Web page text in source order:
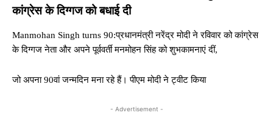
कांग्रेस के दिग्गज को बधाई दी
Manmohan Singh turns 90:प्रधानमंत्री नरेंद्र मोदी ने रविवार को कांग्रेस
के दिग्गज नेता और अपने पूर्ववर्ती मनमोहन सिंह को शुभकामनाएं दीं,
जो अपना 90वां जन्मदिन मना रहे हैं। पीएम मोदी ने ट्वीट किया
- Advertisement -